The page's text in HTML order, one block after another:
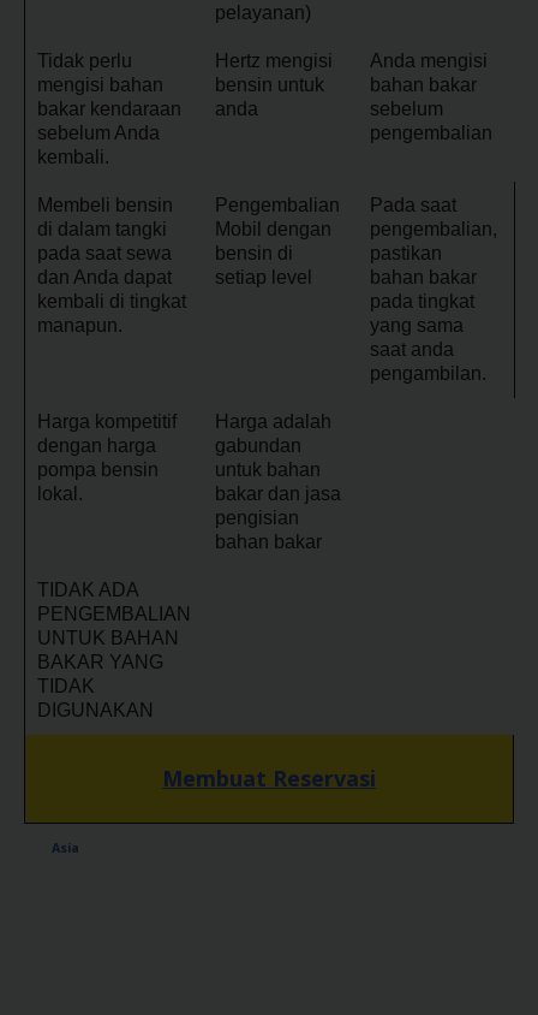
Produk
Layanan
Menyetir
Sopir
pelayanan)
Tidak perlu
mengisi bahan
bakar kendaraan
sebelum Anda
kembali.
Hertz mengisi
bensin untuk
anda
Anda mengisi
bahan bakar
sebelum
pengembalian
Membeli bensin
di dalam tangki
pada saat sewa
dan Anda dapat
kembali di tingkat
manapun.
Pengembalian
Mobil dengan
bensin di
setiap level
Pada saat
pengembalian,
pastikan
bahan bakar
pada tingkat
yang sama
saat anda
pengambilan.
Harga kompetitif
dengan harga
pompa bensin
lokal.
Harga adalah
gabundan
untuk bahan
bakar dan jasa
pengisian
bahan bakar
TIDAK ADA
PENGEMBALIAN
UNTUK BAHAN
BAKAR YANG
TIDAK
DIGUNAKAN
Membuat Reservasi
Asia